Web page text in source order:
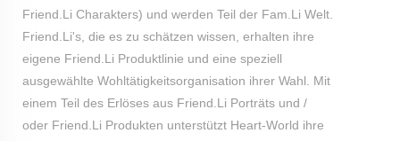
Friend.Li Charakters) und werden Teil der Fam.Li Welt.
Friend.Li's, die es zu schätzen wissen, erhalten ihre
eigene Friend.Li Produktlinie und eine speziell
ausgewählte Wohltätigkeitsorganisation ihrer Wahl. Mit
einem Teil des Erlöses aus Friend.Li Porträts und /
oder Friend.Li Produkten unterstützt Heart-World ihre